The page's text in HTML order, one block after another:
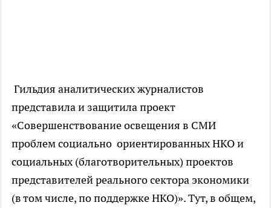
Гильдия аналитических журналистов
представила и защитила проект
«Совершенствование освещения в СМИ
проблем социально ориентированных НКО и
социальных (благотворительных) проектов
представителей реального сектора экономики
(в том числе, по поддержке НКО)». Тут, в общем,